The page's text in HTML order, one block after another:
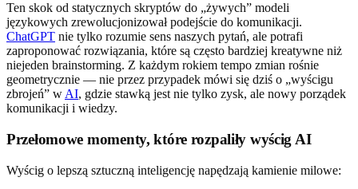
Ten skok od statycznych skryptów do „żywych” modeli
językowych zrewolucjonizował podejście do komunikacji.
ChatGPT nie tylko rozumie sens naszych pytań, ale potrafi
zaproponować rozwiązania, które są często bardziej kreatywne niż
niejeden brainstorming. Z każdym rokiem tempo zmian rośnie
geometrycznie — nie przez przypadek mówi się dziś o „wyścigu
zbrojeń” w AI, gdzie stawką jest nie tylko zysk, ale nowy porządek
komunikacji i wiedzy.
Przełomowe momenty, które rozpaliły wyścig AI
Wyścig o lepszą sztuczną inteligencję napędzają kamienie milowe: